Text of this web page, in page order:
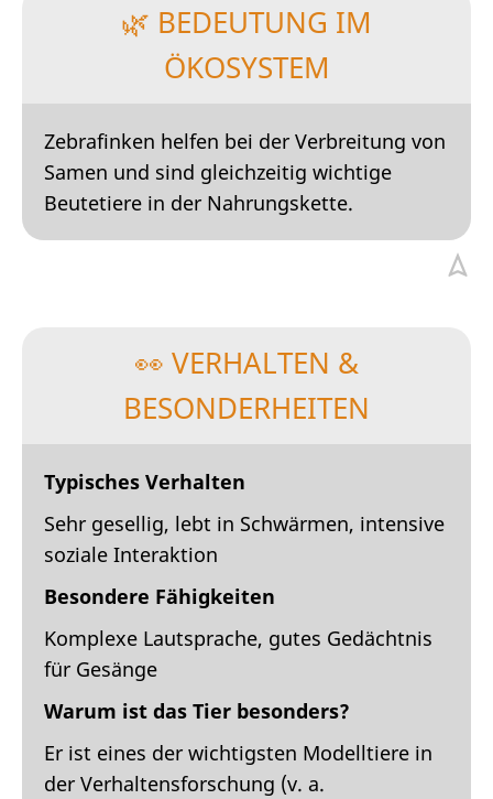
🌿 BEDEUTUNG IM
ÖKOSYSTEM
Zebrafinken helfen bei der Verbreitung von
Samen und sind gleichzeitig wichtige
Beutetiere in der Nahrungskette.
👀 VERHALTEN &
BESONDERHEITEN
Typisches Verhalten
Sehr gesellig, lebt in Schwärmen, intensive
soziale Interaktion
Besondere Fähigkeiten
Komplexe Lautsprache, gutes Gedächtnis
für Gesänge
Warum ist das Tier besonders?
Er ist eines der wichtigsten Modelltiere in
der Verhaltensforschung (v. a.